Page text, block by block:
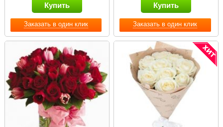
Заказать в один клик
Купить
Заказать в один клик
Купить